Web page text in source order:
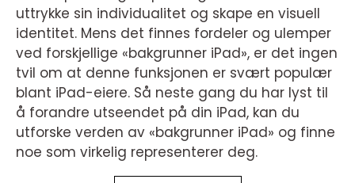
uttrykke sin individualitet og skape en visuell
identitet. Mens det finnes fordeler og ulemper
ved forskjellige «bakgrunner iPad», er det ingen
tvil om at denne funksjonen er svært populær
blant iPad-eiere. Så neste gang du har lyst til
å forandre utseendet på din iPad, kan du
utforske verden av «bakgrunner iPad» og finne
noe som virkelig representerer deg.